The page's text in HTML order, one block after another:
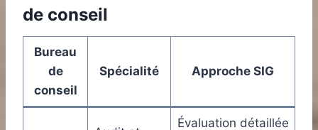
de conseil
Bureau
de
conseil
Spécialité Approche SIG
Évaluation détaillée